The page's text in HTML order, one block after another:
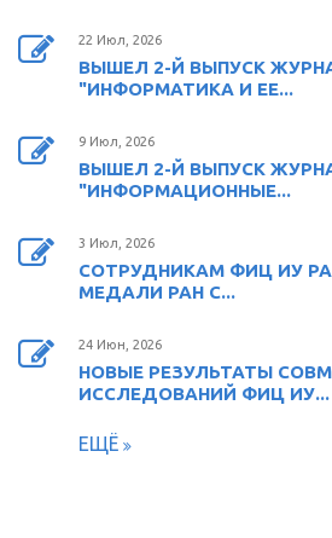
22 Июл, 2026
ВЫШЕЛ 2-Й ВЫПУСК
"ИНФОРМАТИКА И ЕЕ...
9 Июл, 2026
ВЫШЕЛ 2-Й ВЫПУСК
"ИНФОРМАЦИОННЫЕ...
3 Июл, 2026
СОТРУДНИКАМ ФИЦ ИУ
МЕДАЛИ РАН С...
24 Июн, 2026
НОВЫЕ РЕЗУЛЬТАТЫ
ИССЛЕДОВАНИЙ ФИЦ ИУ...
ЕЩЁ